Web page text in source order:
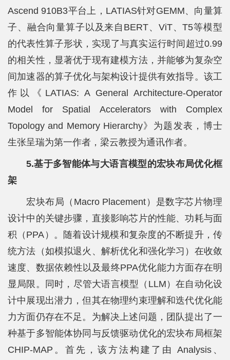
Ascend 910B3平台上，LATIAS针对GEMM、向量算
子、融合向量算子以及来自BERT、ViT、T5等模型
的代表性算子形状，实现了与真实运行时间超过0.99
的相关性，显著优于现有建模方法，并能够为复杂空
间加速器的算子优化与架构设计提供有效指导。该工
作以《LATIAS: A General Architecture-Operator
Model for Spatial Accelerators with Complex
Topology and Memory Hierarchy》为题发表，博士
生张呈瑞为第一作者，梁云教授为通讯作者。
5.基于多智能体与大语言模型的宏块布局优化框
架
宏块布局（Macro Placement）是数字芯片物理
设计中的关键步骤，直接影响芯片的性能、功耗与面
积（PPA）。随着设计规模和复杂度的不断提升，传
统方法（如模拟退火、解析优化和强化学习）在收敛
速度、数据依赖性以及最终PPA优化能力方面存在明
显局限。同时，尽管大语言模型（LLM）在自动化设
计中展现出潜力，但其在物理约束理解和迭代优化能
力方面仍存在不足。为解决上述问题，团队提出了一
种基于多智能体协同与反馈驱动优化的宏块布局框架
CHIP-MAP。首先，该方法构建了由 Analysis、